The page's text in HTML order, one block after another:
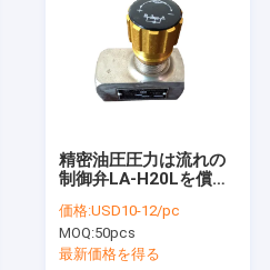
精密油圧圧力は流れの
制御弁LA-H20Lを償っ
価格:USD10-12/pc
MOQ:50pcs
最新価格を得る